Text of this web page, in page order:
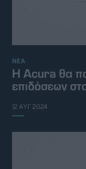
ΝΕΑ
H Acura θα
επιδόσεων
12 ΑΥΓ 2024